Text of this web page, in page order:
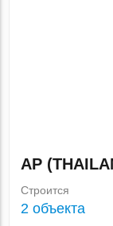
AP
Строится
2 объекта